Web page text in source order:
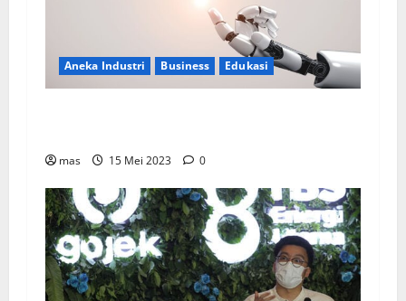
Aneka Industri Business Edukasi
mas 15 Mei 2023 0